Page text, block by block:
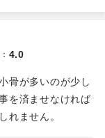
： 4.0
骨が多いのが少し
を済ませなければ
れません。